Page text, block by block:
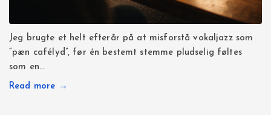
Jeg brugte et helt efterår på at misforstå vokaljazz som
“pæn cafélyd”, før én bestemt stemme pludselig føltes
som en…
Read more →